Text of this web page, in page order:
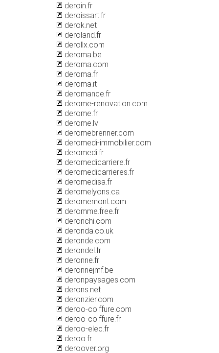
deroin.fr
deroissart.fr
derok.net
deroland.fr
derollx.com
deroma.be
deroma.com
deroma.fr
deroma.it
deromance.fr
derome-renovation.com
derome.fr
derome.lv
deromebrenner.com
deromedi-immobilier.com
deromedi.fr
deromedicarriere.fr
deromedicarrieres.fr
deromedisa.fr
deromelyons.ca
deromemont.com
deromme.free.fr
deronchi.com
deronda.co.uk
deronde.com
derondel.fr
deronne.fr
deronnejmf.be
deronpaysages.com
derons.net
deronzier.com
deroo-coiffure.com
deroo-coiffure.fr
deroo-elec.fr
deroo.fr
deroover.org